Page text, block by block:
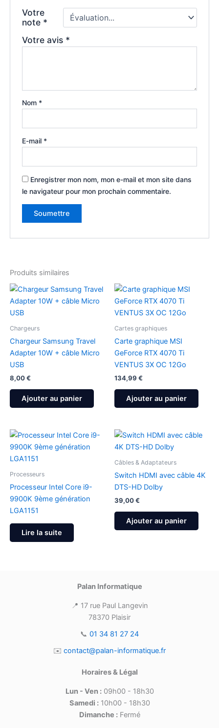
Votre
note *
Votre avis *
Nom *
E-mail *
Enregistrer mon nom, mon e-mail et mon site dans
le navigateur pour mon prochain commentaire.
Produits similaires
Chargeurs
Chargeur Samsung Travel
Adapter 10W + câble Micro
USB
8,00€
Ajouter au panier
Cartes graphiques
Carte graphique MSI
GeForce RTX 4070 Ti
VENTUS 3X OC 12Go
134,99 €
Ajouter au panier
Processeurs
Processeur Intel Core i9-
9900K 9ème génération
LGA1151
Lire la suite
Câbles & Adaptateurs
Switch HDMI avec câble 4K
DTS-HD Dolby
39,00€
Ajouter au panier
Palan Informatique
📍 17 rue Paul Langevin
78370 Plaisir
📞 01 34 81 27 24
✉️ contact@palan-informatique.fr
Horaires & Légal
Lun - Ven :09h00 - 18h30
Samedi :10h00 - 18h30
Dimanche :Fermé